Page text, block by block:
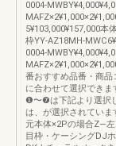
0004-
5¥103,000¥157,000本
枠YY-AZ18MH-
0004-
番おすすめ品番・商
に合わせて選択でき
❶〜❼は下記より選択
は、が選択されてい
元本体×2Pの場合Z—
目枠・ケーシングDJ